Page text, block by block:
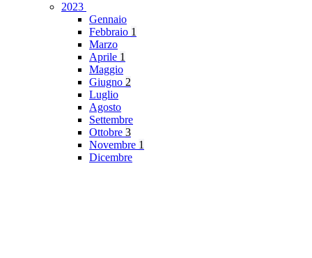
2023
Gennaio
Febbraio 1
Marzo
Aprile 1
Maggio
Giugno 2
Luglio
Agosto
Settembre
Ottobre 3
Novembre 1
Dicembre